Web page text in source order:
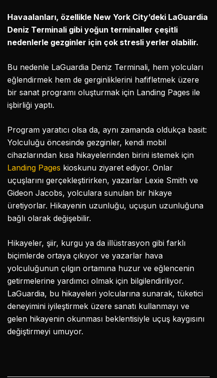
Havaalanları, özellikle New York City’deki LaGuardia
Deniz Terminali gibi yoğun terminaller çeşitli
nedenlerle gezginler için çok stresli yerler olabilir.
Bu nedenle LaGuardia Deniz Terminali, hem yolcuları
eğlendirmek hem de gerginliklerini hafifletmek üzere
bir sanat programı oluşturmak için Landing Pages ile
işbirliği yaptı.
Program yaratıcı olsa da, aynı zamanda oldukça basit:
Yolculuğu öncesinde gezginler, kendi mobil
cihazlarından kısa hikayelerinden birini istemek için
Landing Pages kioskunu ziyaret ediyor. Onlar
uçuşlarını gerçekleştirirken, yazarlar Lexie Smith ve
Gideon Jacobs, yolculara sunulan bir hikaye
üretiyorlar. Hikayenin uzunluğu, uçuşun uzunluğuna
bağlı olarak değişebilir.
Hikayeler, şiir, kurgu ya da illüstrasyon gibi farklı
biçimlerde ortaya çıkıyor ve yazarlar hava
yolculuğunun çılgın ortamına huzur ve eğlencenin
getirmelerine yardımcı olmak için bilgilendiriliyor.
LaGuardia, bu hikayeleri yolcularına sunarak, tüketici
deneyimini iyileştirmek üzere sanatı kullanmayı ve
gelen hikayenin okunması beklentisiyle uçuş kaygısını
değiştirmeyi umuyor.